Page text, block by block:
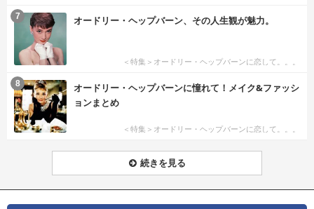
オードリー・ヘップバーン、その人生観が魅力。
＜特集＞オードリー・ヘップバーンに恋して。。。
7
オードリー・ヘップバーンに憧れて！メイク&ファッシ
ョンまとめ
＜特集＞オードリー・ヘップバーンに恋して。。。
8
続きを見る